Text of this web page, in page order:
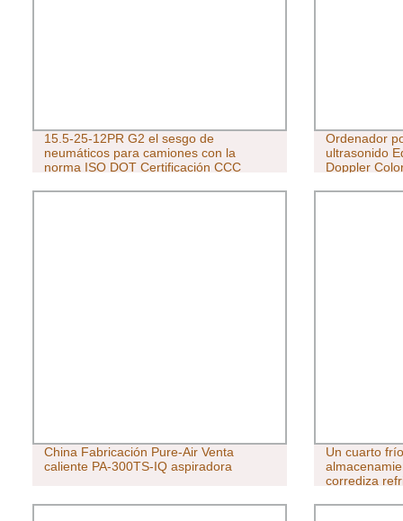
15.5-25-12PR G2 el sesgo de
neumáticos para camiones con la
norma ISO DOT Certificación CCC
Ordenador
ultrasonido
Doppler
China Fabricación Pure-Air Venta
caliente PA-300TS-IQ aspiradora
Un cuarto
corrediza
poliuretano